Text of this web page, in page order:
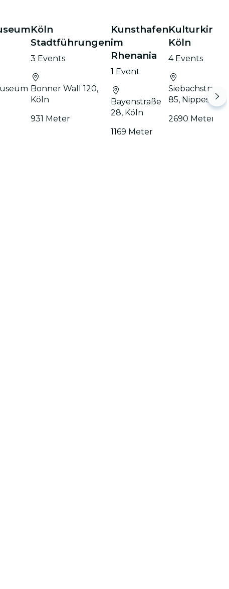
Köln
Stadtführungen
3 Events
Bonner Wall 120,
Köln
931 Meter
Kunsthafen
im
Rhenania
1 Event
Bayenstraße
28, Köln
1169 Meter
Köln
4 Events
Siebachstraße
85, Nippes
2690 Meter